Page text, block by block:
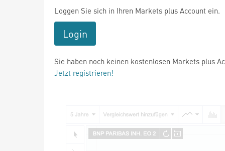
Loggen Sie sich in Ihren Markets plus Account ein.
Login
Sie haben noch keinen kostenlosen Markets plus
Jetzt registrieren!